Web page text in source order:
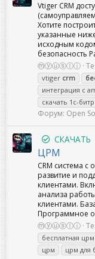
Vtiger CRM
Хотите
указанные
исходным
безопасность
ⓜⓨⓤⓢⓛⓘ
vtiger crm
интеграция с
скачать 1с-
Форум: Open
СКАЧАТЬ
ЦРМ
CRM система
развитие и
клиентами.
анализа
клиентами.
Программное
ⓜⓨⓤⓢⓛⓘ
бесплатная црм
црм
црм для